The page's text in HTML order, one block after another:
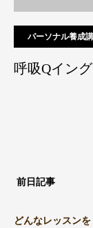
パーソナル養成
呼吸Qイン
前日記事
どんなレッスン